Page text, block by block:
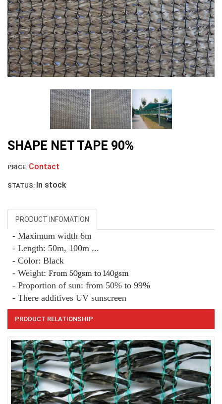
LƯỚI CHẮN GIÓ
SHAPE NET TAPE 90%
PRICE: Contact
STATUS: In stock
PRODUCT INFOMATION
- Maximum width 6m
- Length: 50m, 100m ...
- Color: Black
- Weight: From 50gsm to 140gsm
- Proportion of sun: from 50% to 99%
- There additives UV sunscreen
PRODUCT RELATIONSHIP